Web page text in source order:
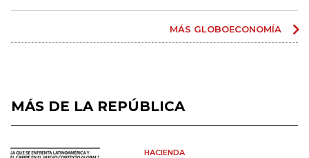
MÁS GLOBOECONOMÍA
MÁS DE LA REPÚBLICA
HACIENDA